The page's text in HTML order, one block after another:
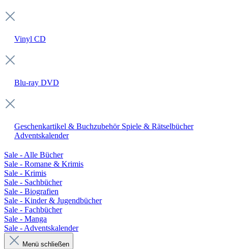
Vinyl CD
Blu-ray DVD
Geschenkartikel & Buchzubehör Spiele & Rätselbücher
Adventskalender
Sale - Alle Bücher
Sale - Romane & Krimis
Sale - Krimis
Sale - Sachbücher
Sale - Biografien
Sale - Kinder & Jugendbücher
Sale - Fachbücher
Sale - Manga
Sale - Adventskalender
Menü schließen